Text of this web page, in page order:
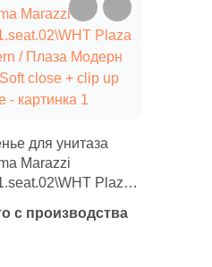
для унитаза
Marazzi
Plaza
close + clip up
с производства